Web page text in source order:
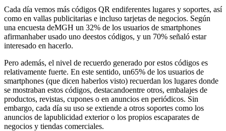
Cada día vemos más códigos QR endiferentes lugares y soportes, así
como en vallas publicitarias e incluso tarjetas de negocios. Según
una encuesta deMGH un 32% de los usuarios de smartphones
afirmanhaber usado uno deestos códigos, y un 70% señaló estar
interesado en hacerlo.
Pero además, el nivel de recuerdo generado por estos códigos es
relativamente fuerte. En este sentido, un65% de los usuarios de
smartphones (que dicen haberlos visto) recuerdan los lugares donde
se mostraban estos códigos, destacandoentre otros, embalajes de
productos, revistas, cupones o en anuncios en periódicos. Sin
embargo, cada día su uso se extiende a otros soportes como los
anuncios de lapublicidad exterior o los propios escaparates de
negocios y tiendas comerciales.